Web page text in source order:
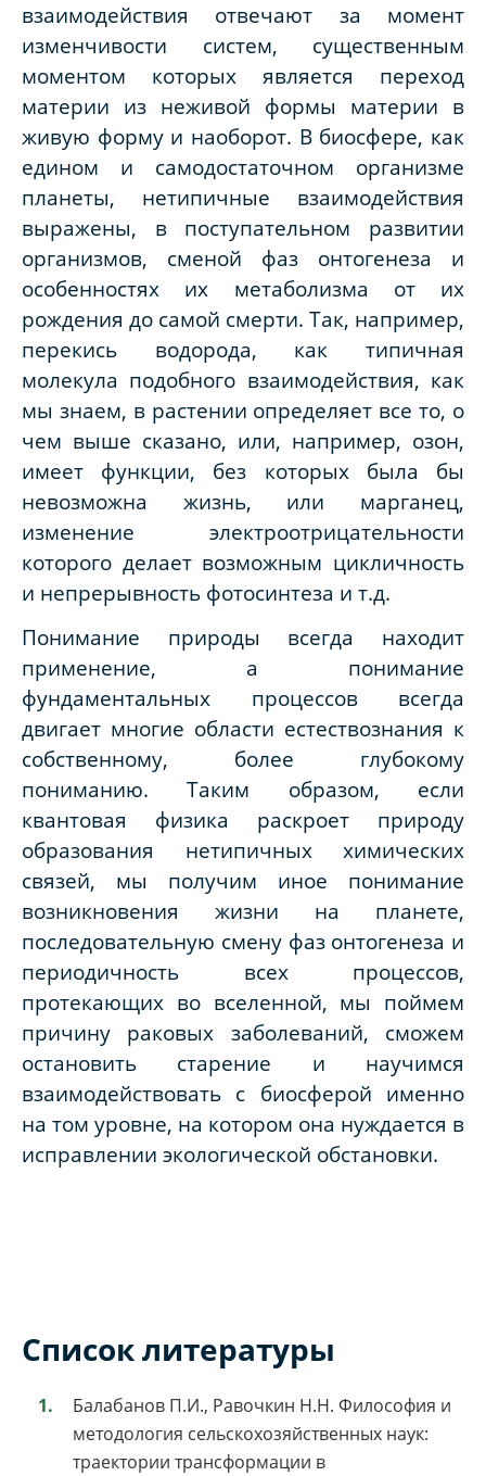
взаимодействия отвечают за момент
изменчивости систем, существенным
моментом которых является переход
материи из неживой формы материи в
живую форму и наоборот. В биосфере, как
едином и самодостаточном организме
планеты, нетипичные взаимодействия
выражены, в поступательном развитии
организмов, сменой фаз онтогенеза и
особенностях их метаболизма от их
рождения до самой смерти. Так, например,
перекись водорода, как типичная
молекула подобного взаимодействия, как
мы знаем, в растении определяет все то, о
чем выше сказано, или, например, озон,
имеет функции, без которых была бы
невозможна жизнь, или марганец,
изменение электроотрицательности
которого делает возможным цикличность
и непрерывность фотосинтеза и т.д.
Понимание природы всегда находит
применение, а понимание
фундаментальных процессов всегда
двигает многие области естествознания к
собственному, более глубокому
пониманию. Таким образом, если
квантовая физика раскроет природу
образования нетипичных химических
связей, мы получим иное понимание
возникновения жизни на планете,
последовательную смену фаз онтогенеза и
периодичность всех процессов,
протекающих во вселенной, мы поймем
причину раковых заболеваний, сможем
остановить старение и научимся
взаимодействовать с биосферой именно
на том уровне, на котором она нуждается в
исправлении экологической обстановки.
Список литературы
Балабанов П.И., Равочкин Н.Н. Философия и
методология сельскохозяйственных наук:
траектории трансформации в